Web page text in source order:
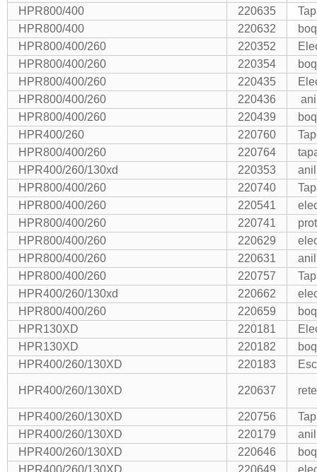
HPR800/400
220635
HPR800/400
220632
HPR800/400/260
220352
HPR800/400/260
220354
HPR800/400/260
220435
HPR800/400/260
220436
HPR800/400/260
220439
HPR400/260
220760
HPR800/400/260
220764
HPR400/260/130xd
220353
HPR800/400/260
220740
HPR800/400/260
220541
HPR800/400/260
220741
HPR800/400/260
220629
HPR800/400/260
220631
HPR800/400/260
220757
HPR400/260/130xd
220662
HPR800/400/260
220659
HPR130XD
220181
HPR130XD
220182
HPR400/260/130XD
220183
HPR400/260/130XD 220637
HPR400/260/130XD 220756
HPR400/260/130XD
220179
HPR400/260/130XD
220646
HPR400/260/130XD
220649